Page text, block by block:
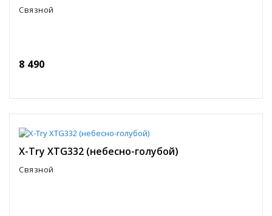
Связной
8 490
X-Try XTG332 (небесно-голубой)
Связной